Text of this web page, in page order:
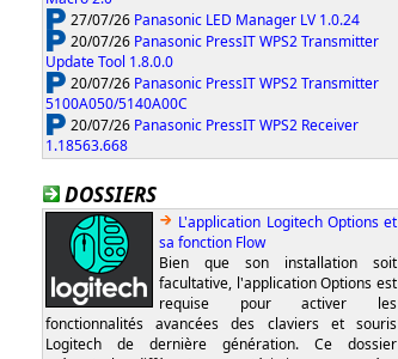
27/07/26 Panasonic LED Manager LV 1.0.24
20/07/26 Panasonic PressIT WPS2 Transmitter
Update Tool 1.8.0.0
20/07/26 Panasonic PressIT WPS2 Transmitter
5100A050/5140A00C
20/07/26 Panasonic PressIT WPS2 Receiver
1.18563.668
DOSSIERS
L'application Logitech Options et
sa fonction Flow
Bien que son installation soit
facultative, l'application Options est
requise pour activer les
fonctionnalités avancées des claviers et souris
Logitech de dernière génération. Ce dossier